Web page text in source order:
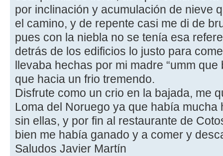
por inclinación y acumulación de nieve
el camino, y de repente casi me di de
pues con la niebla no se tenía esa
detrás de los edificios lo justo para
llevaba hechas por mi madre “umm
que hacia un frio tremendo.
Disfrute como un crio en la bajada, me
Loma del Noruego ya que había
sin ellas, y por fin al restaurante de
bien me había ganado y a comer y
Saludos Javier Martín